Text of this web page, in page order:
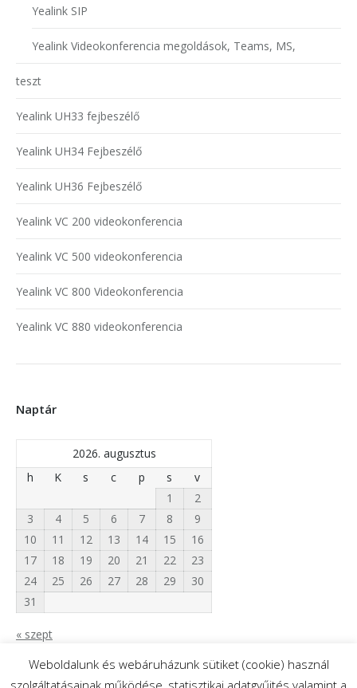
Yealink SIP
Yealink Videokonferencia megoldások, Teams, MS,
teszt
Yealink UH33 fejbeszélő
Yealink UH34 Fejbeszélő
Yealink UH36 Fejbeszélő
Yealink VC 200 videokonferencia
Yealink VC 500 videokonferencia
Yealink VC 800 Videokonferencia
Yealink VC 880 videokonferencia
Naptár
2026. augusztus
h
K s c p s
v
1
2
3
4 5 6 7 8
9
10
11 12 13 14 15
16
17
18 19 20 21 22
23
24
25 26 27 28 29
30
31
« szept
Weboldalunk és webáruházunk sütiket (cookie) használ